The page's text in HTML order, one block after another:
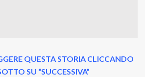
QUESTA STORIA CLICCANDO
SU “SUCCESSIVA”